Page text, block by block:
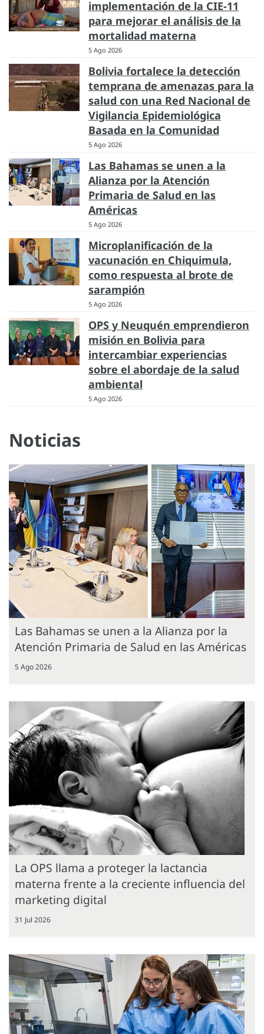
implementación de la CIE-11
para mejorar el análisis de la
mortalidad materna
5 Ago 2026
Bolivia fortalece la detección
temprana de amenazas para la
salud con una Red Nacional de
Vigilancia Epidemiológica
Basada en la Comunidad
5 Ago 2026
Las Bahamas se unen a la
Alianza por la Atención
Primaria de Salud en las
Américas
5 Ago 2026
Microplanificación de la
vacunación en Chiquimula,
como respuesta al brote de
sarampión
5 Ago 2026
OPS y Neuquén emprendieron
misión en Bolivia para
intercambiar experiencias
sobre el abordaje de la salud
ambiental
5 Ago 2026
Noticias
Las Bahamas se unen a la Alianza por la
Atención Primaria de Salud en las Américas
5 Ago 2026
La OPS llama a proteger la lactancia
materna frente a la creciente influencia del
marketing digital
31 Jul 2026